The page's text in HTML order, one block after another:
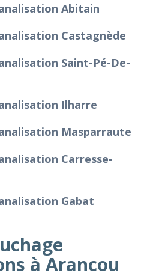
Abitain
Castagnède
Saint-Pé-De-
Ilharre
Masparraute
Carresse-
Gabat
à Arancou